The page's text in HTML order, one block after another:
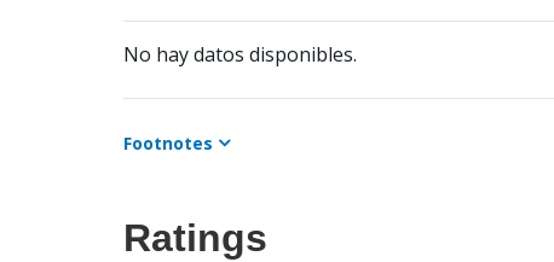
No hay datos disponibles.
Footnotes
Ratings